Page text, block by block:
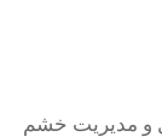
و مدیریت خشم